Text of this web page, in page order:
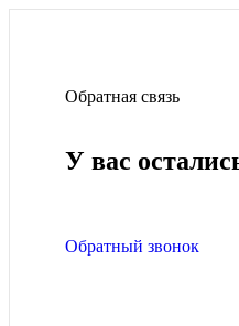
Обратная связь
У вас
Обратный звонок